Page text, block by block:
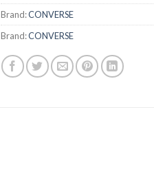
Brand:CONVERSE
Brand:CONVERSE